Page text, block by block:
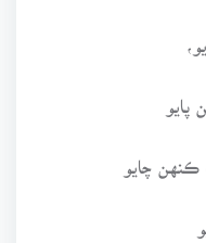
پايو
چايو